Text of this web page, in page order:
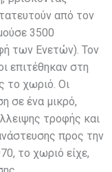
από τον
3500
των Ενετών). Τον
επιτέθηκαν στη
το χωριό. Οι
σε ένα μικρό,
τροφής και
προς την
το χωριό είχε,